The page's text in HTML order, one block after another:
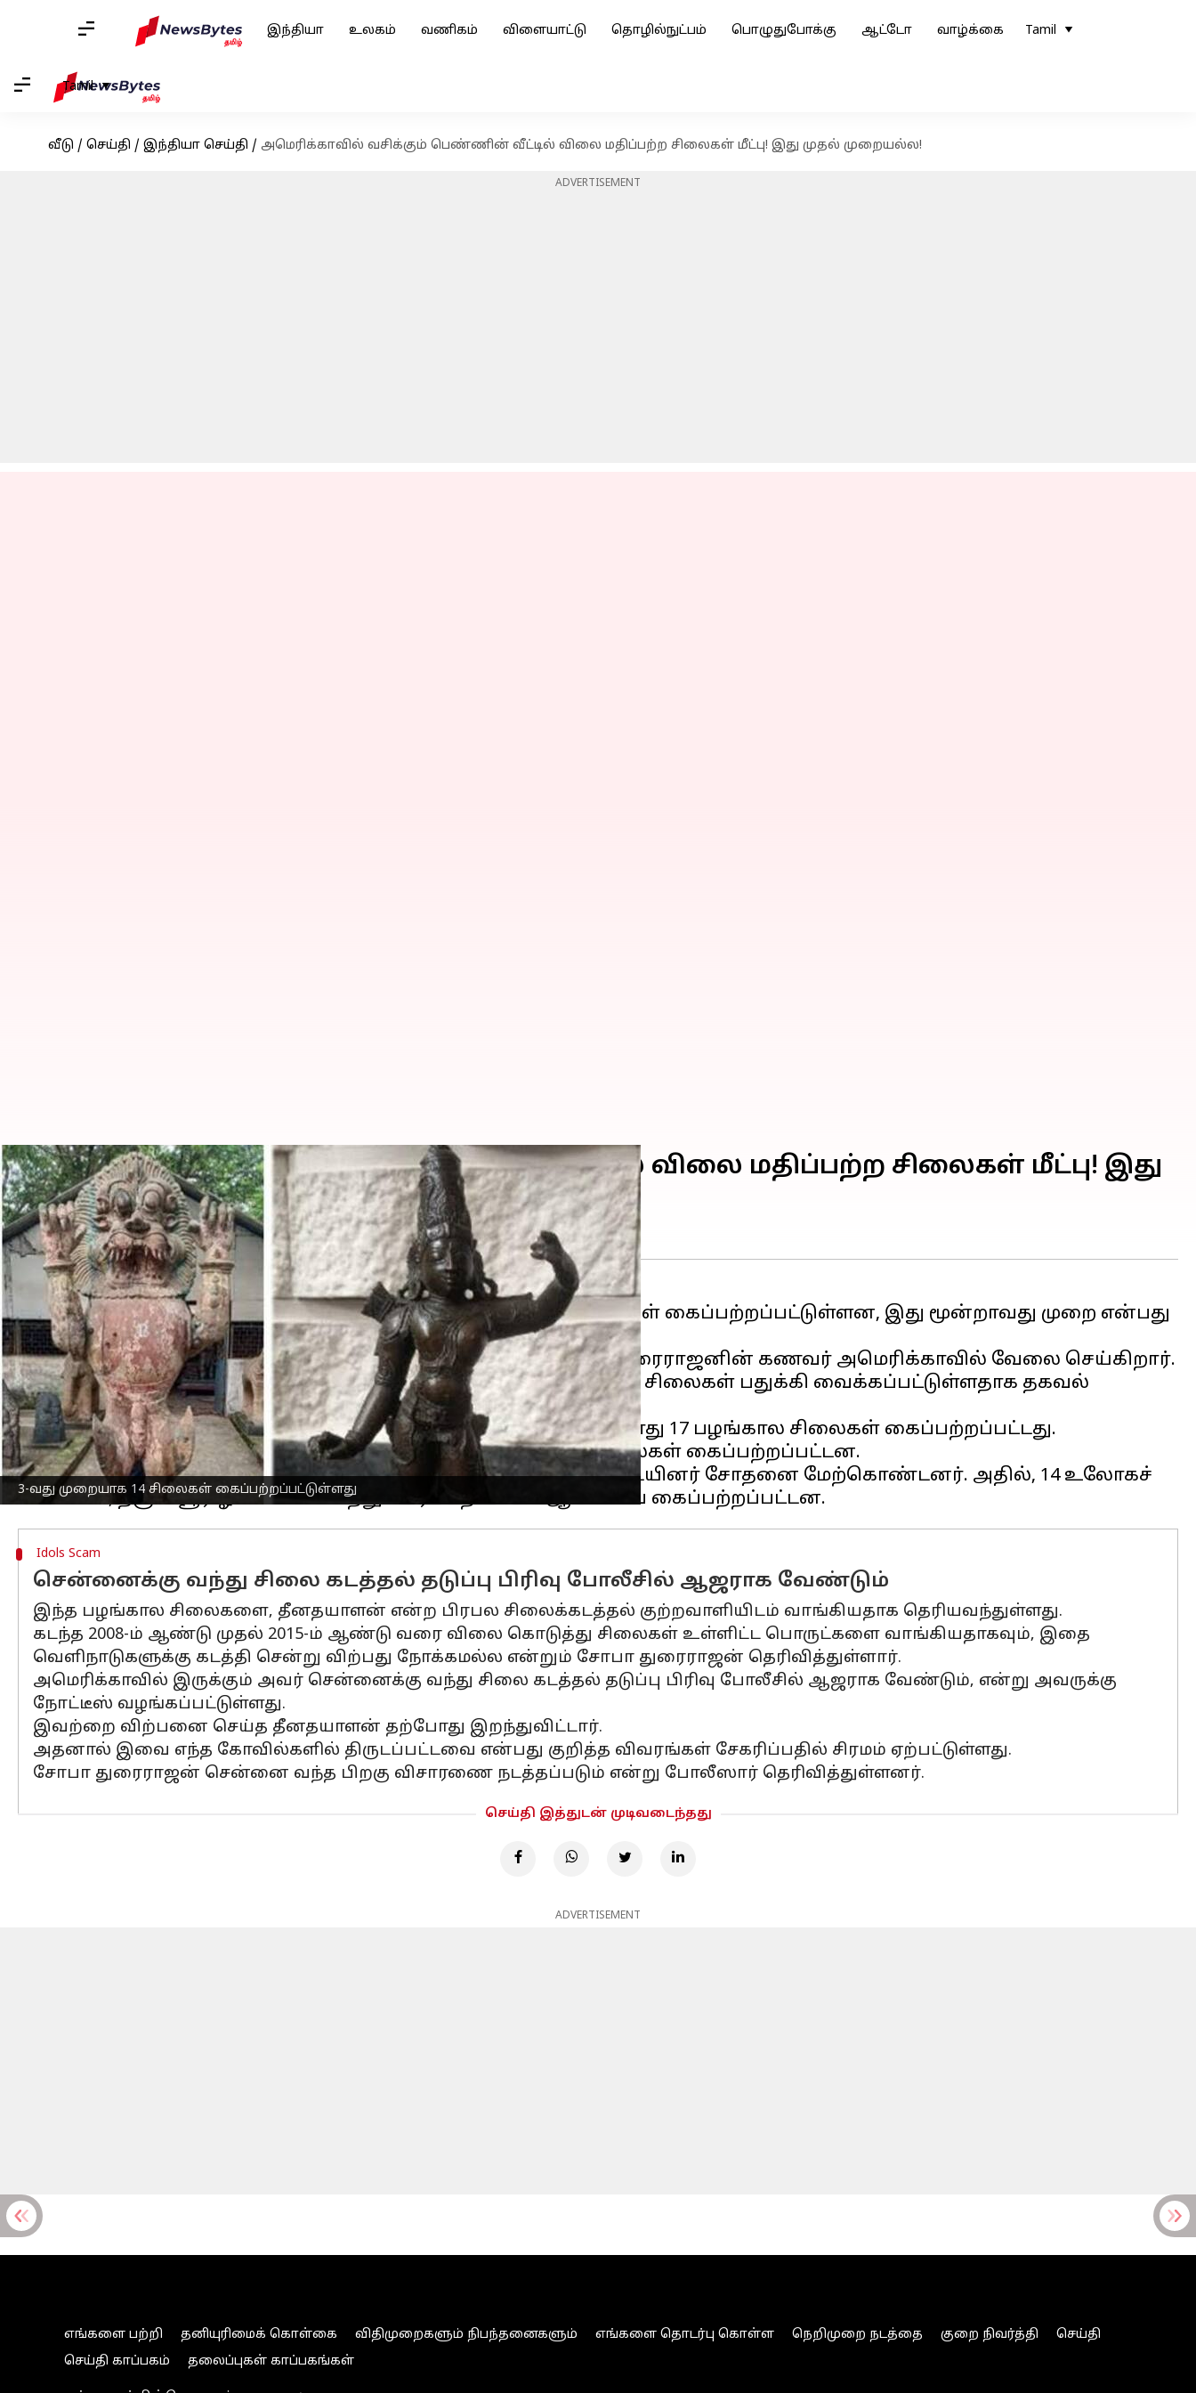
இந்தியா உலகம் வணிகம் விளையாட்டு தொழில்நுட்பம் பொழுதுபோக்கு ஆட்டோ வாழ்க்கை Tamil
Tamil
வீடு / செய்தி / இந்தியா செய்தி / அமெரிக்காவில் வசிக்கும் பெண்ணின் வீட்டில் விலை மதிப்பற்ற சிலைகள் மீட்பு! இது முதல் முறையல்ல!
ADVERTISEMENT
3-வது முறையாக 14 சிலைகள் கைப்பற்றப்பட்டுள்ளது
அமெரிக்காவில் வசிக்கும் பெண்ணின் வீட்டில் விலை மதிப்பற்ற சிலைகள் மீட்பு! இது
முதல் முறையல்ல!
எழுதியவர் Arul Jothe May 16, 2023 01:24 pm
செய்தி முன்னோட்டம்
அமெரிக்காவில் வசிக்கும் பெண்ணின் சென்னை வீட்டில்14 சிலைகள் கைப்பற்றப்பட்டுள்ளன, இது மூன்றாவது முறை என்பது
குறிப்பிடத்தக்கது.
சென்னை ராஜாஅண்ணாமலைபுரம் பகுதியில் வசிக்கும் சோபா துரைராஜனின் கணவர் அமெரிக்காவில் வேலை செய்கிறார்.
இவரும் அமெரிக்காவில் உள்ளனர். கடந்த டிசம்பர் மாதம், பழங்கால சிலைகள் பதுக்கி வைக்கப்பட்டுள்ளதாக தகவல்
வெளியானது.
உடனே வீட்டில் போலீசார் அதிரடி சோதனை நடத்தினார்கள். அப்போது 17 பழங்கால சிலைகள் கைப்பற்றப்பட்டது.
மீண்டும் 2-வது முறையாக ஏப்ரல் 19-ந்தேதி அதே வீட்டில் 55 கற்சிலைகள் கைப்பற்றப்பட்டன.
3-வது முறையாக நேற்று முன்தினம் போலீசார் அடங்கிய தனிப்படையினர் சோதனை மேற்கொண்டனர். அதில், 14 உலோகச்
Idols Scam
சென்னைக்கு வந்து சிலை கடத்தல் தடுப்பு பிரிவு போலீசில் ஆஜராக வேண்டும்
இந்த பழங்கால சிலைகளை, தீனதயாளன் என்ற பிரபல சிலைக்கடத்தல் குற்றவாளியிடம் வாங்கியதாக தெரியவந்துள்ளது.
கடந்த 2008-ம் ஆண்டு முதல் 2015-ம் ஆண்டு வரை விலை கொடுத்து சிலைகள் உள்ளிட்ட பொருட்களை வாங்கியதாகவும், இதை
வெளிநாடுகளுக்கு கடத்தி சென்று விற்பது நோக்கமல்ல என்றும் சோபா துரைராஜன் தெரிவித்துள்ளார்.
அமெரிக்காவில் இருக்கும் அவர் சென்னைக்கு வந்து சிலை கடத்தல் தடுப்பு பிரிவு போலீசில் ஆஜராக வேண்டும், என்று அவருக்கு
நோட்டீஸ் வழங்கப்பட்டுள்ளது.
இவற்றை விற்பனை செய்த தீனதயாளன் தற்போது இறந்துவிட்டார்.
அதனால் இவை எந்த கோவில்களில் திருடப்பட்டவை என்பது குறித்த விவரங்கள் சேகரிப்பதில் சிரமம் ஏற்பட்டுள்ளது.
சோபா துரைராஜன் சென்னை வந்த பிறகு விசாரணை நடத்தப்படும் என்று போலீஸார் தெரிவித்துள்ளனர்.
செய்தி இத்துடன் முடிவடைந்தது
ADVERTISEMENT
எங்களை பற்றி தனியுரிமைக் கொள்கை விதிமுறைகளும் நிபந்தனைகளும் எங்களை தொடர்பு கொள்ள நெறிமுறை நடத்தை குறை நிவர்த்தி
செய்தி
செய்தி காப்பகம்
தலைப்புகள் காப்பகங்கள்